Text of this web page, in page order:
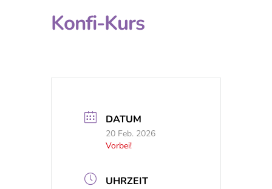
Konfi-Kurs
DATUM
20 Feb. 2026
Vorbei!
UHRZEIT